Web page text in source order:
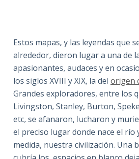
Estos mapas, y las leyendas que
alrededor, dieron lugar a una de
apasionantes, audaces y en
los siglos XVIII y XIX, la del origen
Grandes exploradores, entre los
Livingston, Stanley, Burton,
etc, se afanaron, lucharon y
el preciso lugar donde nace el río
medida, nuestra civilización. Una